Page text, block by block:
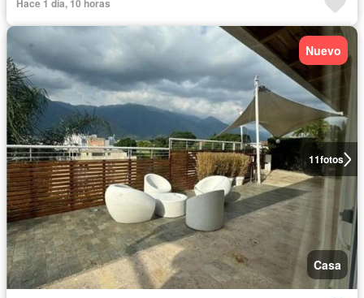
Hace 1 día, 10 horas
11fotos
Nuevo
Casa